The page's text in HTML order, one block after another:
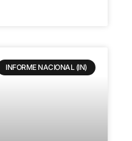
INFORME NACIONAL (IN)